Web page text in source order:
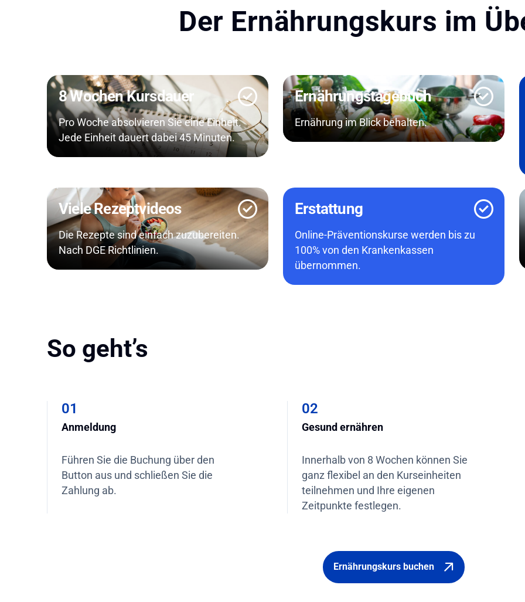
Der Ernährungskurs im
8 Wochen Kursdauer
Pro Woche absolvieren Sie eine Einheit.
Jede Einheit dauert dabei 45 Minuten.
Ernährungstagebuch
Ernährung im Blick behalten.
Viele Rezeptvideos
Die Rezepte sind einfach zuzubereiten.
Nach DGE Richtlinien.
Erstattung
Online-Präventionskurse werden bis zu
100% von den Krankenkassen
übernommen.
So geht’s
01
Anmeldung
Führen Sie die Buchung über den
Button aus und schließen Sie die
Zahlung ab.
02
Gesund ernähren
Innerhalb von 8 Wochen können Sie
ganz flexibel an den Kurseinheiten
teilnehmen und Ihre eigenen
Zeitpunkte festlegen.
Ernährungskurs buchen